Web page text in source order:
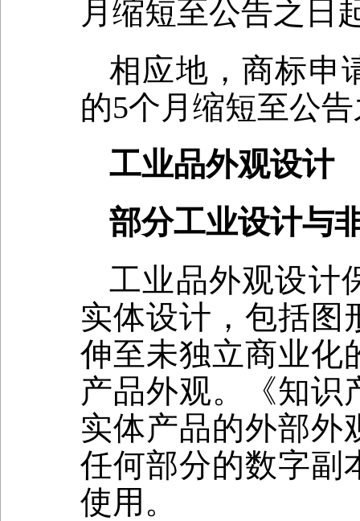
月缩短至公告之日
相应地，商标申
的5个月缩短至公
工业品外观设计
部分工业设计与
工业品外观设计
实体设计，包括图
伸至未独立商业化
产品外观。《知识
实体产品的外部外
任何部分的数字副
使用。